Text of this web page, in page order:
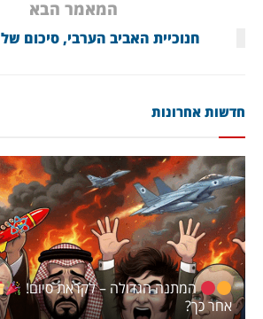
המאמר הבא
חנוכיית האביב הערבי, סיכום
חדשות אחרונות
המתנה הגדולה – לקראת סיום!
אחר כך?